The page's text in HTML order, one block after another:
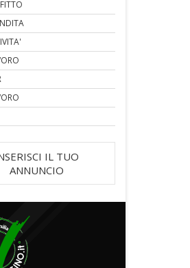
IL TUO
ANNUNCIO